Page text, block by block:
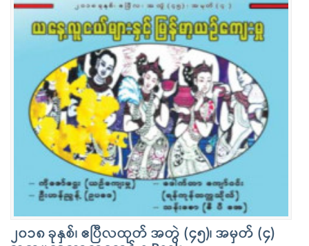
၂၀၁၈ ခုနှစ်၊ ဧပြီလထုတ် အတွဲ (၄၅)၊ အမှတ် (၄)